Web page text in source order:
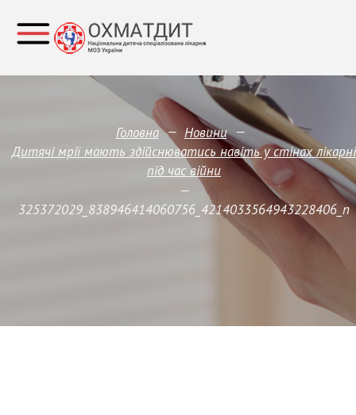
Головна — Новини —
Дитячі мрії мають здійснюватись навіть у стінах лікарні
під час війни
—
325372029_838946414060756_4214033564943228406_n